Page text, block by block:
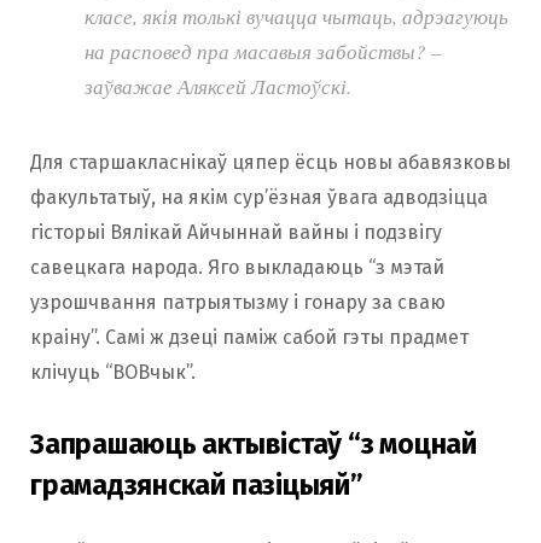
класе, якія толькі вучацца чытаць, адрэагуюць
на расповед пра масавыя забойствы? –
заўважае Аляксей Ластоўскі.
Для старшакласнікаў цяпер ёсць новы абавязковы
факультатыў, на якім сур’ёзная ўвага адводзіцца
гісторыі Вялікай Айчыннай вайны і подзвігу
савецкага народа. Яго выкладаюць “з мэтай
узрошчвання патрыятызму і гонару за сваю
краіну”. Самі ж дзеці паміж сабой гэты прадмет
клічуць “ВОВчык”.
Запрашаюць актывістаў “з моцнай
грамадзянскай пазіцыяй”